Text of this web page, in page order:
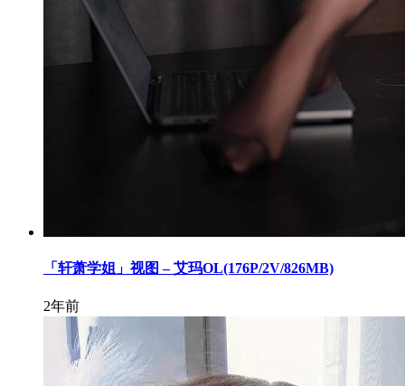
「轩萧学姐」视图 – 艾玛OL(176P/2V/826MB)
2年前